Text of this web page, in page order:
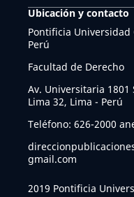
Ubicación y contacto
Pontificia Universidad
Perú
Facultad de Derecho
Av. Universitaria 1801
Lima 32, Lima - Perú
Teléfono: 626-2000
gmail.com
2019 Pontificia